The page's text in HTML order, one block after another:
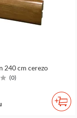
240 cm cerezo
(0)